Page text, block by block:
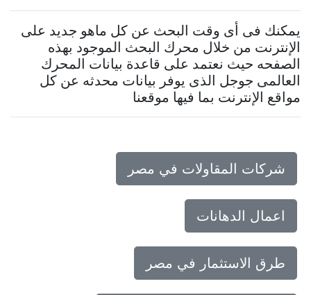
يمكنك فى أى وقت البحث عن كل ماهو جديد على
الإنترنت من خلال محرك البحث الموجود بهذه
الصفحه حيث نعتمد على قاعدة بيانات المحرك
العالمى جوجل الذى يوفر بيانات محدثه عن كل
مواقع الإنترنت بما فيها موقعنا
شركات المقاولات في مصر
اعمال الدهانات
طرق الاستثمار في مصر